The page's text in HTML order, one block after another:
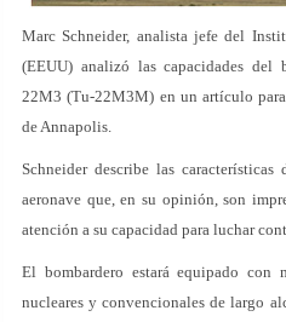
Marc Schneider, analista jefe del
(EEUU) analizó las capacidades del
22M3 (Tu-22M3M) en un artículo
de Annapolis.
Schneider describe las
aeronave que, en su opinión, son
atención a su capacidad para luchar
El bombardero estará equipado
nucleares y convencionales de largo